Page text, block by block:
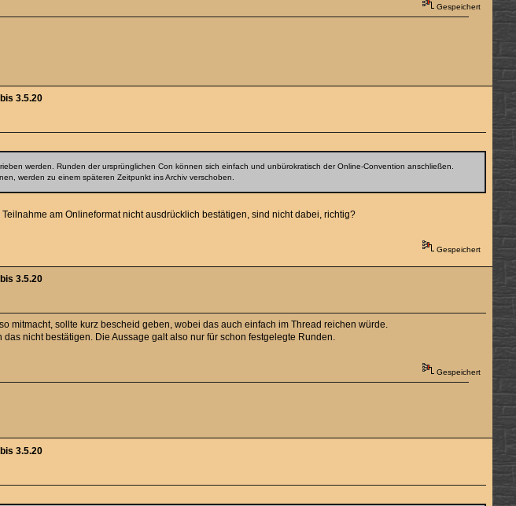
Gespeichert
3.5.20
werden. Runden der ursprünglichen Con können sich einfach und unbürokratisch der Online-Convention anschließen.
werden zu einem späteren Zeitpunkt ins Archiv verschoben.
am Onlineformat nicht ausdrücklich bestätigen, sind nicht dabei, richtig?
Gespeichert
3.5.20
mitmacht, sollte kurz bescheid geben, wobei das auch einfach im Thread reichen würde.
nicht bestätigen. Die Aussage galt also nur für schon festgelegte Runden.
Gespeichert
3.5.20